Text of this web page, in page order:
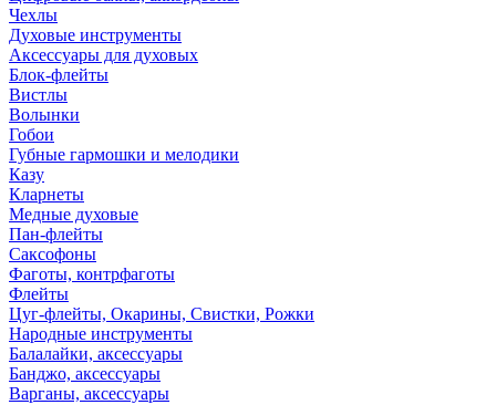
Чехлы
Духовые инструменты
Аксессуары для духовых
Блок-флейты
Вистлы
Волынки
Гобои
Губные гармошки и мелодики
Казу
Кларнеты
Медные духовые
Пан-флейты
Саксофоны
Фаготы, контрфаготы
Флейты
Цуг-флейты, Окарины, Свистки, Рожки
Народные инструменты
Балалайки, аксессуары
Банджо, аксессуары
Варганы, аксессуары